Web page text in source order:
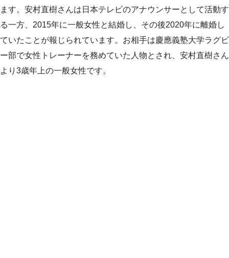
ます。安村直樹さんは日本テレビのアナウンサーとして活動す
る一方、2015年に一般女性と結婚し、その後2020年に離婚し
ていたことが報じられています。お相手は慶應義塾大学ラグビ
ー部で女性トレーナーを務めていた人物とされ、安村直樹さん
より3歳年上の一般女性です。